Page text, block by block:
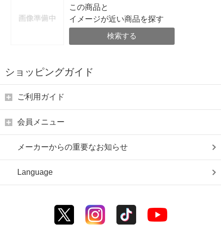
この商品と
イメージが近い商品を探す
検索する
ショッピングガイド
ご利用ガイド
会員メニュー
メーカーからの重要なお知らせ
Language